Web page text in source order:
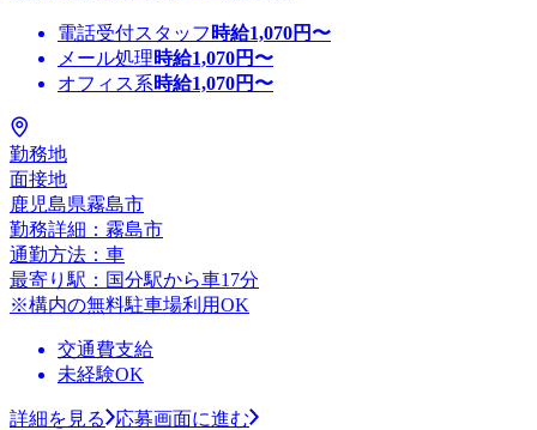
電話受付スタッフ 時給1,070円〜
メール処理時給1,070円〜
オフィス系時給1,070円〜
勤務地
面接地
鹿児島県霧島市
勤務詳細：霧島市
通勤方法：車
最寄り駅：国分駅から車17分
※構内の無料駐車場利用OK
交通費支給
未経験OK
詳細を見る
応募画面に進む